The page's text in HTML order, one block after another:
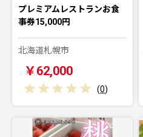
プレミアムレストランお食
事券15,000円
北海道札幌市
￥62,000
(0)